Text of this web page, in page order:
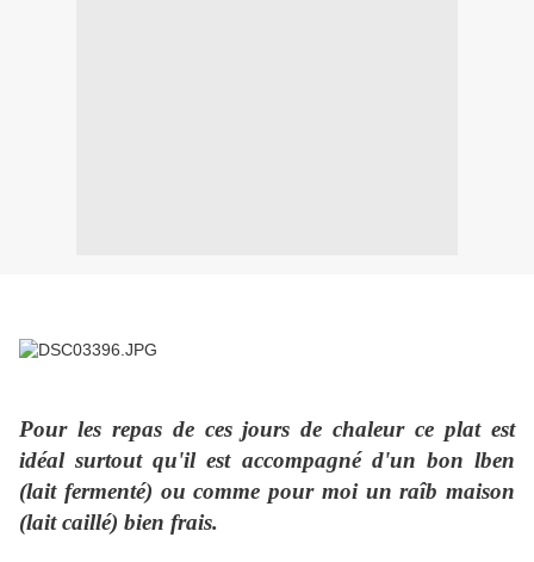
Pour les repas de ces jours de chaleur ce plat est
idéal surtout qu'il est accompagné d'un bon lben
(lait fermenté) ou comme pour moi un raîb maison
(lait caillé) bien frais.